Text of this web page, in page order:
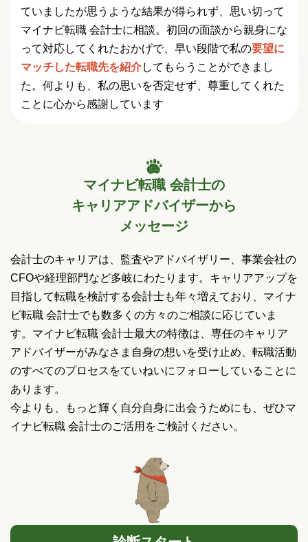
ていましたが思うような結果が得られず、思い切って
マイナビ転職 会計士に相談。初回の面談から親身にな
って対応してくれたおかげで、早い段階で私の要望に
マッチした転職先を紹介してもらうことができまし
た。何よりも、私の思いを否定せず、尊重してくれた
ことに心から感謝しています
マイナビ転職 会計士の
キャリアアドバイザーから
メッセージ
会計士のキャリアは、監査やアドバイザリー、事業会社の
CFOや経理部門など多岐にわたります。キャリアアップを
目指して転職を検討する会計士も年々増えており、マイナ
ビ転職 会計士でも数多くの方々のご相談に応じていま
す。マイナビ転職 会計士最大の特徴は、専任のキャリア
アドバイザーがみなさま自身の想いを受け止め、転職活動
のすべてのプロセスをていねいにフォローしていることに
あります。
今よりも、もっと輝く自分自身に出会うためにも、ぜひマ
イナビ転職 会計士のご活用をご検討ください。